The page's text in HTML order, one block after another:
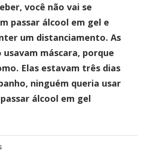
você não vai se
passar álcool em gel e
um distanciamento. As
usavam máscara, porque
Elas estavam três dias
ninguém queria usar
álcool em gel